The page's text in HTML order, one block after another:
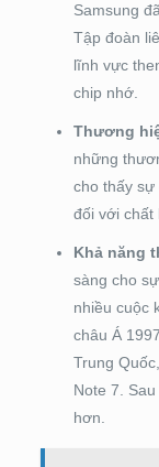
Samsung
Tập đoàn
lĩnh vực
chip nhớ.
Thương
những
cho thấy sự
đối với chất
Khả năng
sàng cho
nhiều cuộc
châu Á
Trung
Note 7.
hơn.